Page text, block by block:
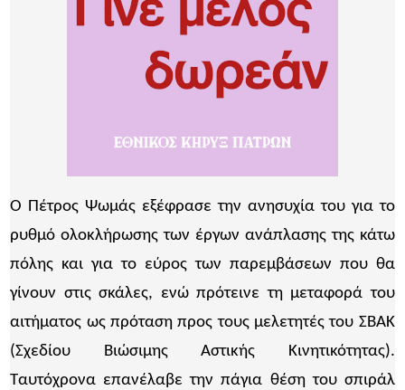
Ο Πέτρος Ψωμάς εξέφρασε την ανησυχία του για το
ρυθμό ολοκλήρωσης των έργων ανάπλασης της κάτω
πόλης και για το εύρος των παρεμβάσεων που θα
γίνουν στις σκάλες, ενώ πρότεινε τη μεταφορά του
αιτήματος ως πρόταση προς τους μελετητές του ΣΒΑΚ
(Σχεδίου Βιώσιμης Αστικής Κινητικότητας).
Ταυτόχρονα επανέλαβε την πάγια θέση του σπιράλ